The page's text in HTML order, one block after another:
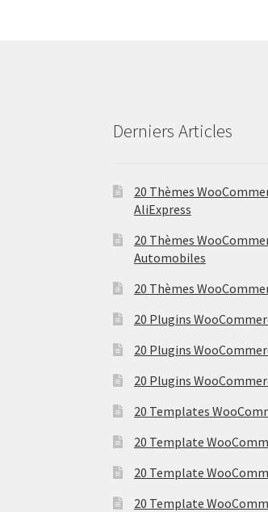
Derniers Articles
20 Thèmes
AliExpress
20 Thèmes
Automobiles
20 Thèmes
20 Plugins
20 Plugins
20 Plugins
20 Templates
20 Template
20 Template
20 Template